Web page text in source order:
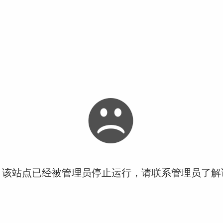
站点已经被管理员停止运行，请联系管理员了